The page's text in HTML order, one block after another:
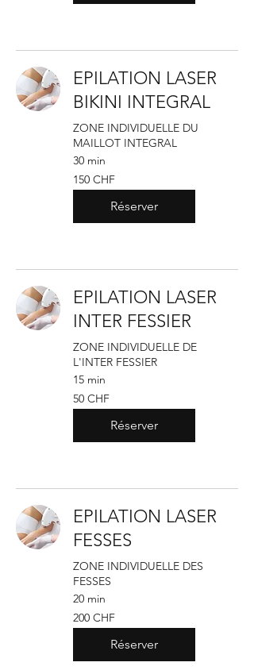
EPILATION LASER
BIKINI INTEGRAL
ZONE INDIVIDUELLE DU
MAILLOT INTEGRAL
30 min
150
francs
suisses
150 CHF
Réserver
EPILATION LASER
INTER FESSIER
ZONE INDIVIDUELLE DE
L'INTER FESSIER
15 min
50
francs
suisses
50 CHF
Réserver
EPILATION LASER
FESSES
ZONE INDIVIDUELLE DES
FESSES
20 min
200
francs
suisses
200 CHF
Réserver